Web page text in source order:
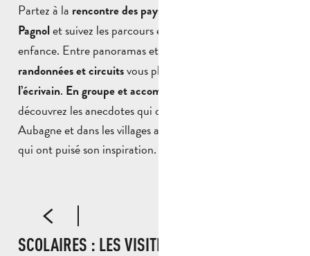
Partez à la rencontre des paysages qui ont inspiré Marcel
Pagnolet suivez les parcours et les sentiers de son
enfance. Entre panoramas et patrimoine provençal,
randonnées et circuitsvous plongent dans l’
l’écrivain. En groupe et accompagnés d’un guide
découvrez les anecdotes qui ont marqué sa vie à
Aubagne et dans les villages alentour ainsi que les lieux
qui ont puisé son inspiration.
SCOLAIRES : LES VISITES ET RANDONNÉES